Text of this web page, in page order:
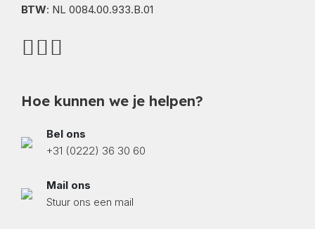
BTW: NL 0084.00.933.B.01
Hoe kunnen we je helpen?
Bel ons
+31 (0222) 36 30 60
Mail ons
Stuur ons een mail